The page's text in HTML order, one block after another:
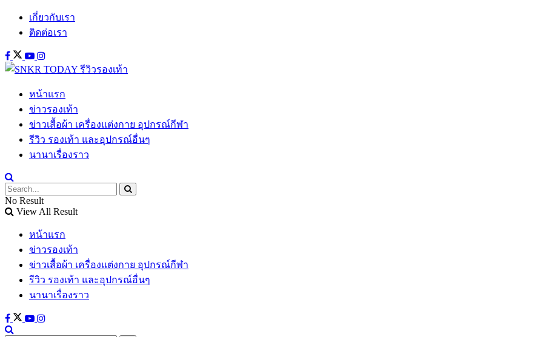
เกี่ยวกับเรา
ติดต่อเรา
หน้าแรก
ข่าวรองเท้า
ข่าวเสื้อผ้า เครื่องแต่งกาย อุปกรณ์กีฬา
รีวิว รองเท้า และอุปกรณ์อื่นๆ
นานาเรื่องราว
No Result
View All Result
หน้าแรก
ข่าวรองเท้า
ข่าวเสื้อผ้า เครื่องแต่งกาย อุปกรณ์กีฬา
รีวิว รองเท้า และอุปกรณ์อื่นๆ
นานาเรื่องราว